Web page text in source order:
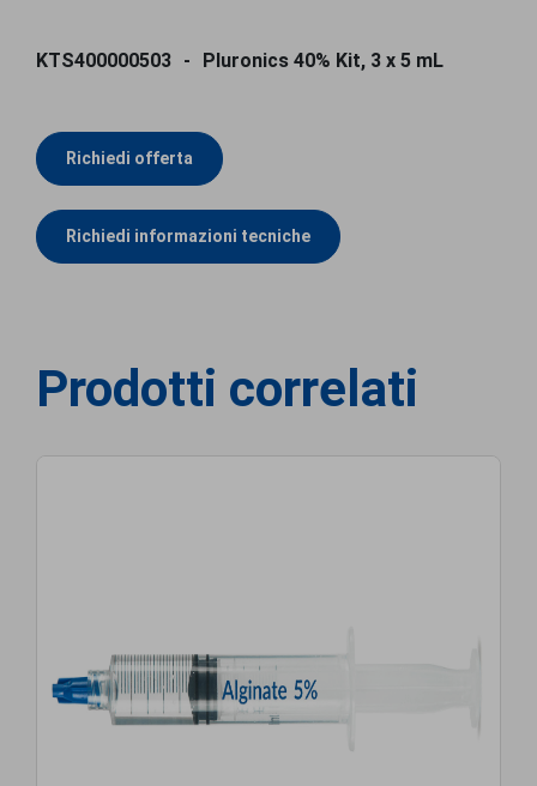
KTS400000503 Pluronics 40% Kit, 3 x 5 mL
Richiedi offerta
Richiedi informazioni tecniche
Prodotti correlati